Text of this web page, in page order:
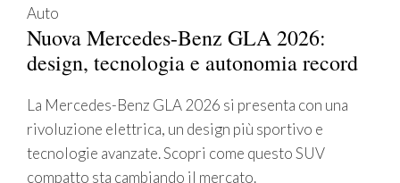
Auto
Nuova Mercedes-Benz GLA 2026:
design, tecnologia e autonomia record
La Mercedes-Benz GLA 2026 si presenta con una
rivoluzione elettrica, un design più sportivo e
tecnologie avanzate. Scopri come questo SUV
compatto sta cambiando il mercato.